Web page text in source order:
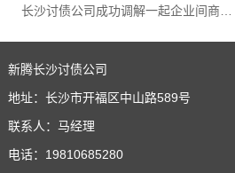
长沙讨债公司成功调解一起企业间商事合同纠纷
新腾长沙讨债公司
地址：长沙市开福区中山路589号
联系人：马经理
电话：19810685280